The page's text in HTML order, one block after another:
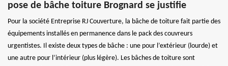
pose de bâche toiture Brognard se justifie
Pour la société Entreprise RJ Couverture, la bâche de toiture fait partie des
équipements installés en permanence dans le pack des couvreurs
urgentistes. Il existe deux types de bâche : une pour l’extérieur (lourde) et
une autre pour l’intérieur (plus légère). Les bâches de toiture sont